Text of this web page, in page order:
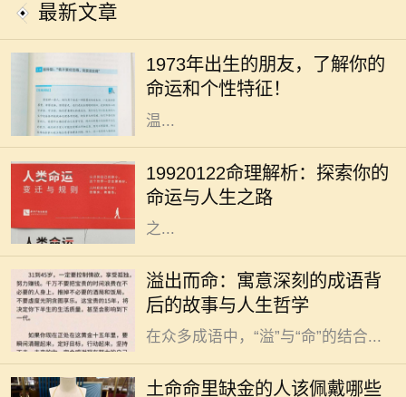
最新文章
1973年出生的朋友，了解你的
命运和个性特征！
究竟有着怎样的命运与个性？在中国
传统命理学中，1973年属于水兔年。
水兔既象征着灵动与智慧，又代表着
温...
19920122命理解析：探索你的
命运与人生之路
人生如梦，命运似水，每个人的生辰
八字都藏着独特的秘密。对于出生于
1992年1月22日的人来说，他们的命
理特征和人生道路又有什么样的特别
之...
溢出而命：寓意深刻的成语背
后的故事与人生哲学
在中华文化的浩瀚长河中，成语作为
语言的一部分，不仅丰富了我们的表
达方式，也蕴藏着深厚的文化底蕴。
在众多成语中，“溢”与“命”的结合...
土命命里缺金的人该佩戴哪些
在中国传统文化中，五行之说深深扎
根于人们的生活与信仰之中。五行分